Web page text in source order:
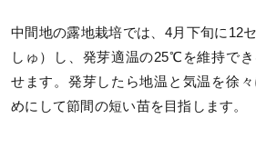
中間地の露地栽培では、4月下旬に12
しゅ）し、発芽適温の25℃を維持で
せます。発芽したら地温と気温を徐
めにして節間の短い苗を目指します。